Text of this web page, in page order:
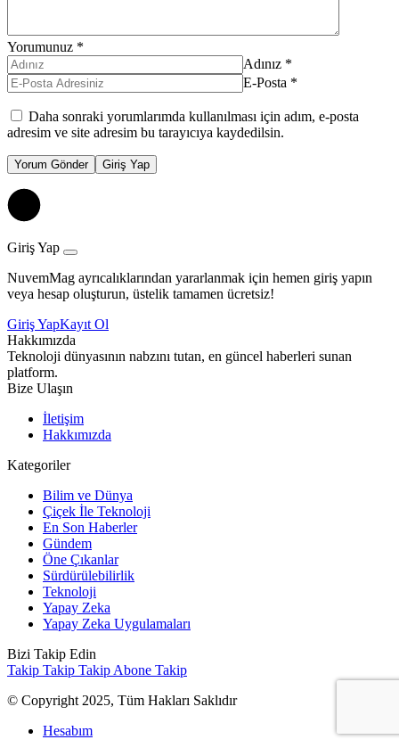
Yorumunuz *
Adınız *
E-Posta *
Daha sonraki yorumlarımda kullanılması için adım, e-posta
adresim ve site adresim bu tarayıcıya kaydedilsin.
Yorum Gönder Giriş Yap
Giriş Yap
NuvemMag ayrıcalıklarından yararlanmak için hemen giriş yapın
veya hesap oluşturun, üstelik tamamen ücretsiz!
Giriş YapKayıt Ol
Hakkımızda
Teknoloji dünyasının nabzını tutan, en güncel haberleri sunan
platform.
Bize Ulaşın
İletişim
Hakkımızda
Kategoriler
Bilim ve Dünya
Çiçek İle Teknoloji
En Son Haberler
Gündem
Öne Çıkanlar
Sürdürülebilirlik
Teknoloji
Yapay Zeka
Yapay Zeka Uygulamaları
Bizi Takip Edin
Takip Takip Takip Abone Takip
© Copyright 2025, Tüm Hakları Saklıdır
Hesabım